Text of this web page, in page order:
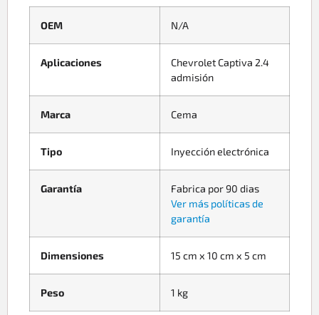
OEM N/A
Aplicaciones
Chevrolet Captiva 2.4
admisión
Marca Cema
Tipo Inyección electrónica
Garantía
Fabrica por 90 dias
Ver más políticas de
garantía
Dimensiones 15 cm x 10 cm x 5 cm
Peso 1 kg